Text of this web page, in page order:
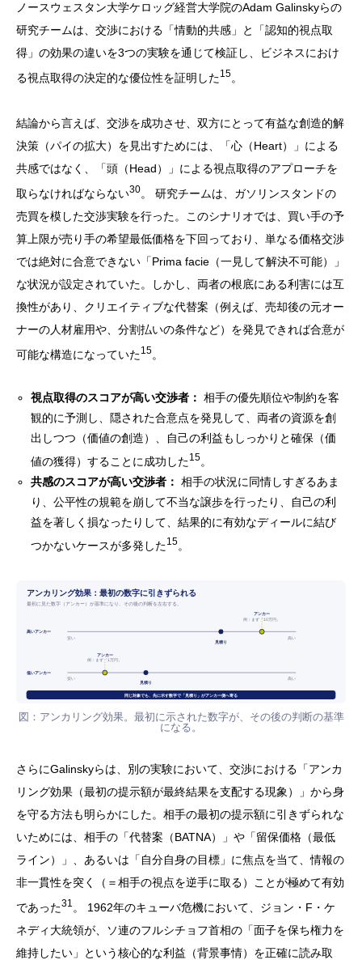
ノースウェスタン大学ケロッグ経営大学院のAdam Galinskyらの
研究チームは、交渉における「情動的共感」と「認知的視点取
得」の効果の違いを3つの実験を通じて検証し、ビジネスにおけ
る視点取得の決定的な優位性を証明した15。
結論から言えば、交渉を成功させ、双方にとって有益な創造的解
決策（パイの拡大）を見出すためには、「心（Heart）」による
共感ではなく、「頭（Head）」による視点取得のアプローチを
取らなければならない30。 研究チームは、ガソリンスタンドの
売買を模した交渉実験を行った。このシナリオでは、買い手の予
算上限が売り手の希望最低価格を下回っており、単なる価格交渉
では絶対に合意できない「Prima facie（一見して解決不可能）」
な状況が設定されていた。しかし、両者の根底にある利害には互
換性があり、クリエイティブな代替案（例えば、売却後の元オー
ナーの人材雇用や、分割払いの条件など）を発見できれば合意が
可能な構造になっていた15。
視点取得のスコアが高い交渉者： 相手の優先順位や制約を客
観的に予測し、隠された合意点を発見して、両者の資源を創
出しつつ（価値の創造）、自己の利益もしっかりと確保（価
値の獲得）することに成功した15。
共感のスコアが高い交渉者： 相手の状況に同情しすぎるあま
り、公平性の規範を崩して不当な譲歩を行ったり、自己の利
益を著しく損なったりして、結果的に有効なディールに結び
つかないケースが多発した15。
アンカリング効果：最初の数字に引きずられる
最初に見た数字（アンカー）が基準になり、その後の判断を左右する。
高いアンカー
安い 高い
アンカー
例：まず「10万円」
見積り
低いアンカー
安い
高い
アンカー
例：まず「1万円」
見積り
同じ対象でも、先に示す数字で「見積り」がアンカー側へ寄る
図：アンカリング効果。最初に示された数字が、その後の判断の基準
になる。
さらにGalinskyらは、別の実験において、交渉における「アンカ
リング効果（最初の提示額が最終結果を支配する現象）」から身
を守る方法も明らかにした。相手の最初の提示額に引きずられな
いためには、相手の「代替案（BATNA）」や「留保価格（最低
ライン）」、あるいは「自分自身の目標」に焦点を当て、情報の
非一貫性を突く（＝相手の視点を逆手に取る）ことが極めて有効
であった31 。 1962年のキューバ危機において、ジョン・F・ケ
ネディ大統領が、ソ連のフルシチョフ首相の「面子を保ち権力を
維持したい」という核心的な利益（背景事情）を正確に読み取